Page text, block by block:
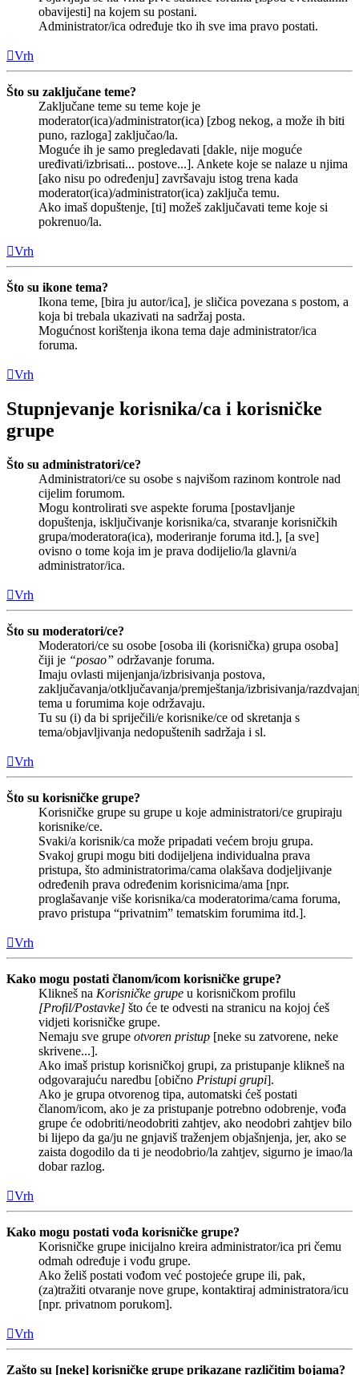
obavijesti] na kojem su postani.
Administrator/ica određuje tko ih sve ima pravo postati.
Vrh
Što su zaključane teme?
Zaključane teme su teme koje je
moderator(ica)/administrator(ica) [zbog nekog, a može ih biti
puno, razloga] zaključao/la.
Moguće ih je samo pregledavati [dakle, nije moguće
uređivati/izbrisati... postove...]. Ankete koje se nalaze u njima
[ako nisu po određenju] završavaju istog trena kada
moderator(ica)/administrator(ica) zaključa temu.
Ako imaš dopuštenje, [ti] možeš zaključavati teme koje si
pokrenuo/la.
Vrh
Što su ikone tema?
Ikona teme, [bira ju autor/ica], je sličica povezana s postom, a
koja bi trebala ukazivati na sadržaj posta.
Mogućnost korištenja ikona tema daje administrator/ica
foruma.
Vrh
Stupnjevanje korisnika/ca i korisničke
grupe
Što su administratori/ce?
Administratori/ce su osobe s najvišom razinom kontrole nad
cijelim forumom.
Mogu kontrolirati sve aspekte foruma [postavljanje
dopuštenja, isključivanje korisnika/ca, stvaranje korisničkih
grupa/moderatora(ica), moderiranje foruma itd.], [a sve]
ovisno o tome koja im je prava dodijelio/la glavni/a
administrator/ica.
Vrh
Što su moderatori/ce?
Moderatori/ce su osobe [osoba ili (korisnička) grupa osoba]
čiji je “posao” održavanje foruma.
Imaju ovlasti mijenjanja/izbrisivanja postova,
zaključavanja/otključavanja/premještanja/izbrisivanja/
tema u forumima koje održavaju.
Tu su (i) da bi spriječili/e korisnike/ce od skretanja s
tema/objavljivanja nedopuštenih sadržaja i sl.
Vrh
Što su korisničke grupe?
Korisničke grupe su grupe u koje administratori/ce grupiraju
korisnike/ce.
Svaki/a korisnik/ca može pripadati većem broju grupa.
Svakoj grupi mogu biti dodijeljena individualna prava
pristupa, što administratorima/cama olakšava dodjeljivanje
određenih prava određenim korisnicima/ama [npr.
proglašavanje više korisnika/ca moderatorima/cama foruma,
pravo pristupa “privatnim” tematskim forumima itd.].
Vrh
Kako mogu postati članom/icom korisničke grupe?
Klikneš na Korisničke grupe u korisničkom profilu
[Profil/Postavke] što će te odvesti na stranicu na kojoj ćeš
vidjeti korisničke grupe.
Nemaju sve grupe otvoren pristup [neke su zatvorene, neke
skrivene...].
Ako imaš pristup korisničkoj grupi, za pristupanje klikneš na
odgovarajuću naredbu [obično Pristupi grupi].
Ako je grupa otvorenog tipa, automatski ćeš postati
članom/icom, ako je za pristupanje potrebno odobrenje, vođa
grupe će odobriti/neodobriti zahtjev, ako neodobri zahtjev bilo
bi lijepo da ga/ju ne gnjaviš traženjem objašnjenja, jer, ako se
zaista dogodilo da ti je neodobrio/la zahtjev, sigurno je imao/la
dobar razlog.
Vrh
Kako mogu postati vođa korisničke grupe?
Korisničke grupe inicijalno kreira administrator/ica pri čemu
odmah određuje i vođu grupe.
Ako želiš postati vođom već postojeće grupe ili, pak,
(za)tražiti otvaranje nove grupe, kontaktiraj administratora/icu
[npr. privatnom porukom].
Vrh
Zašto su [neke] korisničke grupe prikazane različitim bojama?